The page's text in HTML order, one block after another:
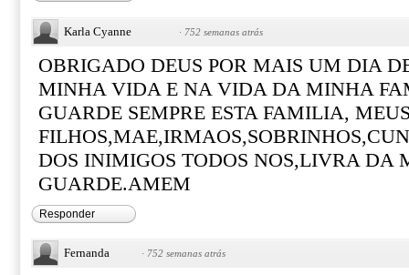
Karla Cyanne · 752 semanas atrás
OBRIGADO DEUS POR MAIS UM DIA
MINHA VIDA E NA VIDA DA MINHA
GUARDE SEMPRE ESTA FAMILIA,
DOS INIMIGOS TODOS NOS,LIVRA DA
GUARDE.AMEM
Responder
Fernanda · 752 semanas atrás